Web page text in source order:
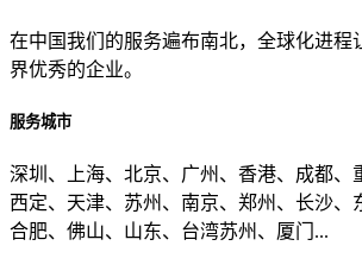
在中国我们的服务遍布南北，全球化进程
界优秀的企业。
服务城市
深圳、上海、北京、广州、香港、成都、
西定、天津、苏州、南京、郑州、长沙、
合肥、佛山、山东、台湾苏州、厦门...